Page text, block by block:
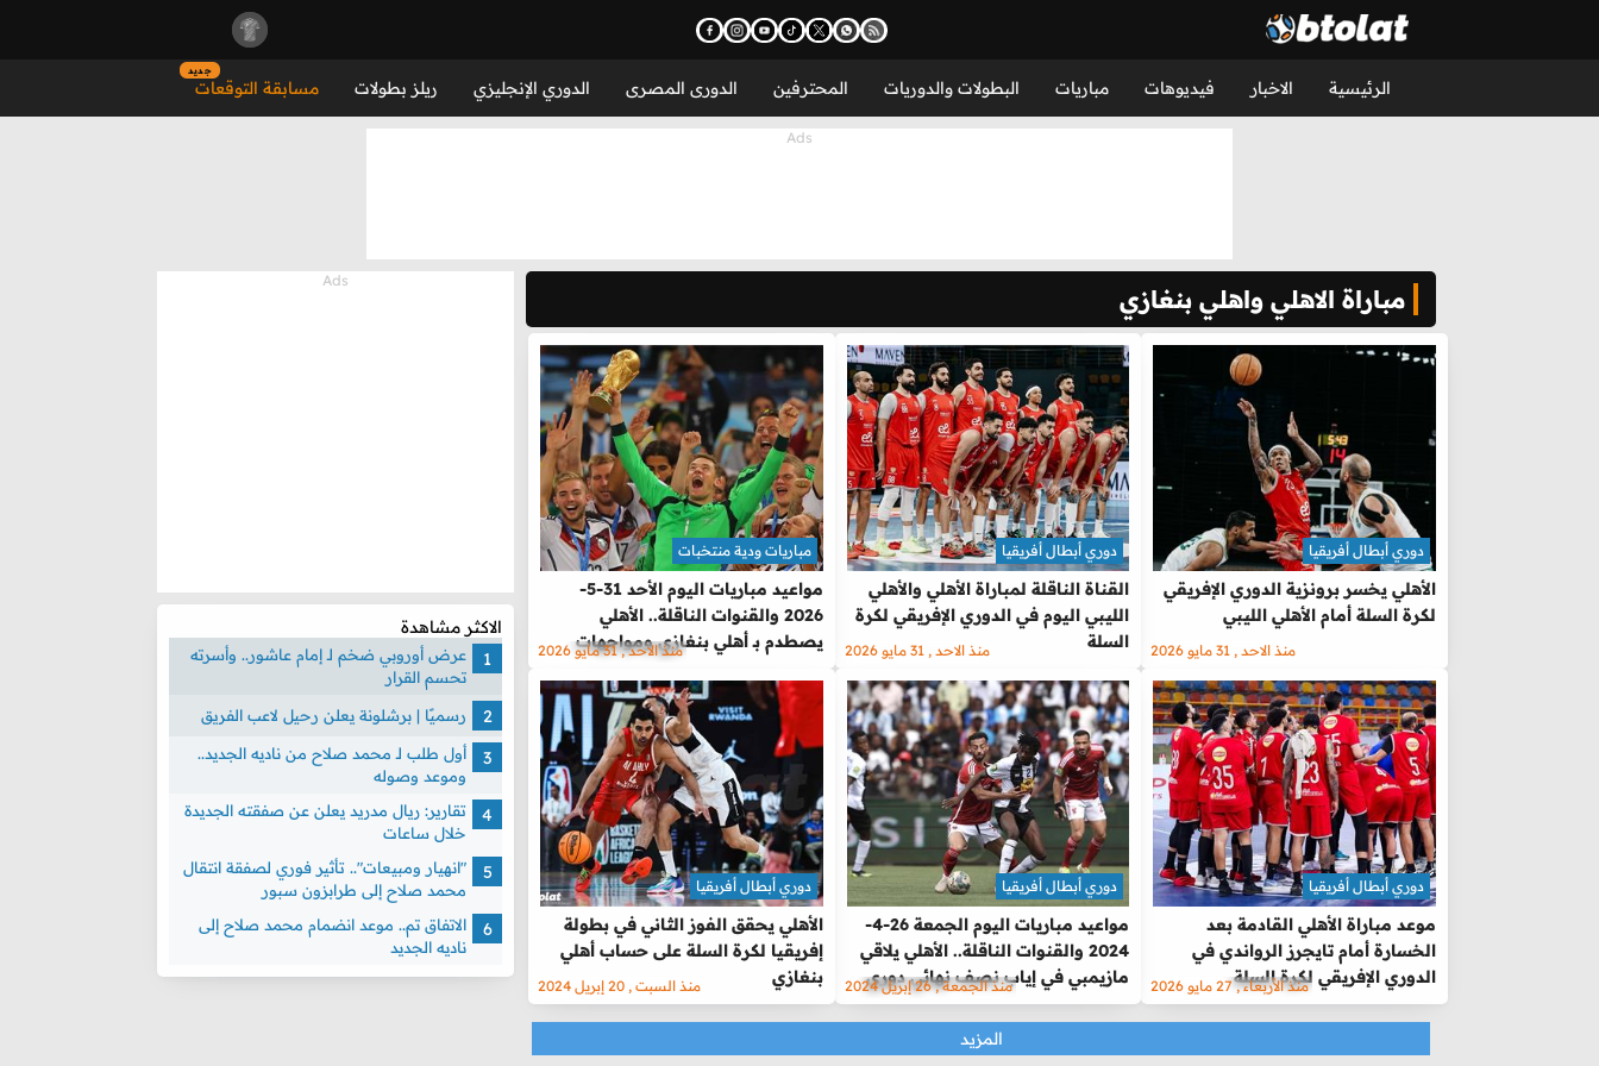
الرئيسية الاخبار فيديوهات مباريات البطولات والدوريات المحترفين الدورى المصرى الدوري الإنجليزي ريلز بطولات مسابقة التوقعات
جديد
مباراة الاهلي واهلي بنغازي
الأهلي يخسر برونزية الدوري الإفريقي
لكرة السلة أمام الأهلي الليبي
دوري أبطال أفريقيا
منذ الاحد , 31 مايو 2026
القناة الناقلة لمباراة الأهلي والأهلي
الليبي اليوم في الدوري الإفريقي لكرة
السلة
دوري أبطال أفريقيا
منذ الاحد , 31 مايو 2026
مواعيد مباريات اليوم الأحد 31-5-
2026 والقنوات الناقلة.. الأهلي
يصطدم بـ أهلي بنغازي ومواجهات
مباريات ودية منتخبات
منذ الاحد , 31 مايو 2026
موعد مباراة الأهلي القادمة بعد
الخسارة أمام تايجرز الرواندي في
الدوري الإفريقي لكرة السلة
دوري أبطال أفريقيا
منذ الأربعاء , 27 مايو 2026
مواعيد مباريات اليوم الجمعة 26-4-
2024 والقنوات الناقلة.. الأهلي يلاقي
مازيمبي في إياب نصف نهائي دوري
أبطال إفريقيا
دوري أبطال أفريقيا
منذ الجمعة , 26 إبريل 2024
الأهلي يحقق الفوز الثاني في بطولة
إفريقيا لكرة السلة على حساب أهلي
بنغازي
دوري أبطال أفريقيا
منذ السبت , 20 إبريل 2024
المزيد
الاكثر مشاهدة
عرض أوروبي ضخم لـ إمام عاشور.. وأسرته
تحسم القرار
رسميًا | برشلونة يعلن رحيل لاعب الفريق
أول طلب لـ محمد صلاح من ناديه الجديد..
وموعد وصوله
تقارير: ريال مدريد يعلن عن صفقته الجديدة
خلال ساعات
"انهيار ومبيعات".. تأثير فوري لصفقة انتقال
محمد صلاح إلى طرابزون سبور
الاتفاق تم.. موعد انضمام محمد صلاح إلى
ناديه الجديد